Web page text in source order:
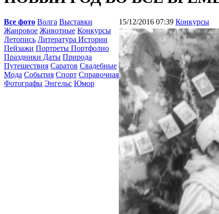
Все фото Волга Выставки
Жанровое Животные Конкурсы
Летопись Литература Истории
Пейзажи Портреты Портфолио
Праздники Даты Природа
Путешествия Саратов Свадебные
Мода События Спорт Справочная
Фотографы Энгельс Юмор
15/12/2016 07:39 Конкурсы